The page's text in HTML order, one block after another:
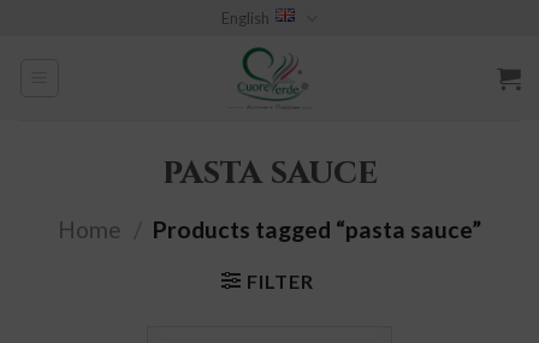
English
pasta sauce
Home Products tagged “pasta sauce”
FILTER